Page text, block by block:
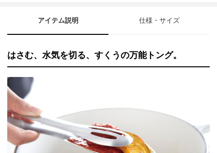
アイテム説明 仕様・サイズ
はさむ、水気を切る、すくうの万能トング。